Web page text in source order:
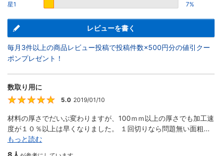
星1 7%
レビューを書く
毎月3件以上の商品レビュー投稿で投稿件数×500円分の値引クー
ポンプレゼント！
数取り用に
5.0 2019/01/10
材料の厚さでだいぶ変わりますが、100ｍｍ以上の厚さでも加工速
度が１０％以上は早くなりました。 １回切りなら問題無い面粗...
もっと読む